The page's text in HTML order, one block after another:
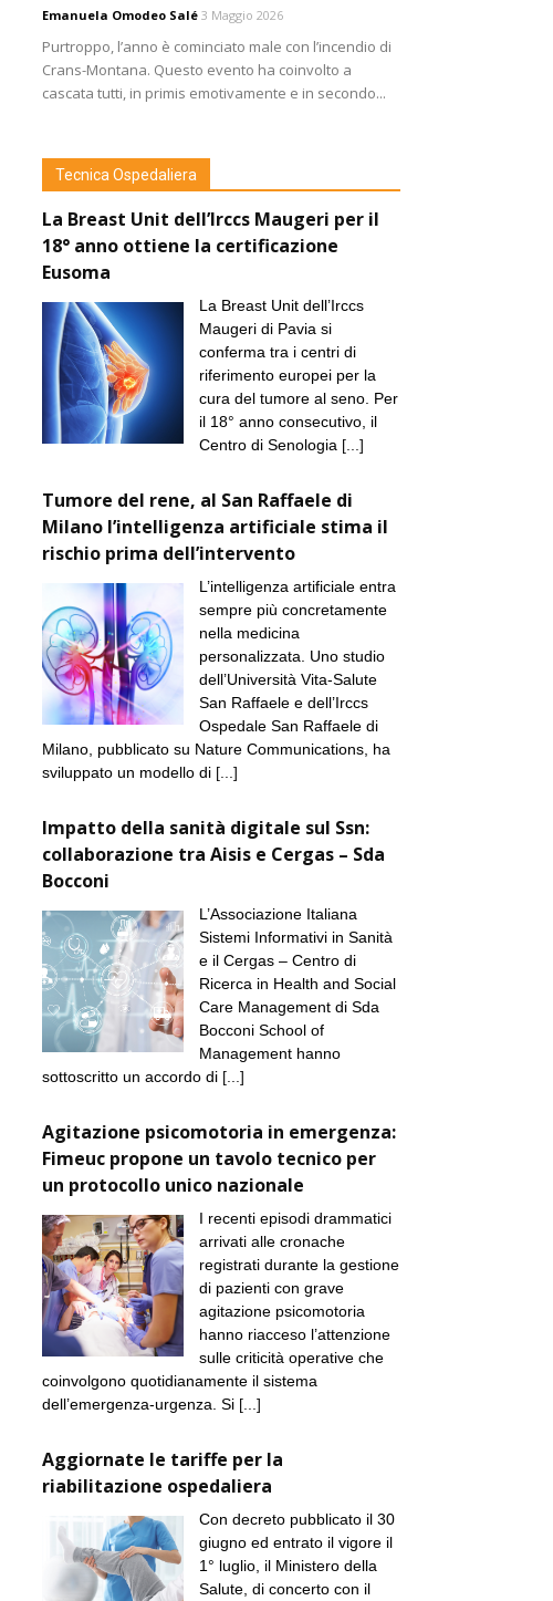
Emanuela Omodeo Salé 3 Maggio 2026
Purtroppo, l’anno è cominciato male con l’incendio di
Crans-Montana. Questo evento ha coinvolto a
cascata tutti, in primis emotivamente e in secondo...
Tecnica Ospedaliera
La Breast Unit dell’Irccs Maugeri per il
18° anno ottiene la certificazione
Eusoma
La Breast Unit dell’Irccs
Maugeri di Pavia si
conferma tra i centri di
riferimento europei per la
cura del tumore al seno. Per
il 18° anno consecutivo, il
Centro di Senologia [...]
Tumore del rene, al San Raffaele di
Milano l’intelligenza artificiale stima il
rischio prima dell’intervento
L’intelligenza artificiale entra
sempre più concretamente
nella medicina
personalizzata. Uno studio
dell’Università Vita-Salute
San Raffaele e dell’Irccs
Ospedale San Raffaele di
Milano, pubblicato su Nature Communications, ha
sviluppato un modello di [...]
Impatto della sanità digitale sul Ssn:
collaborazione tra Aisis e Cergas – Sda
Bocconi
L’Associazione Italiana
Sistemi Informativi in Sanità
e il Cergas – Centro di
Ricerca in Health and Social
Care Management di Sda
Bocconi School of
Management hanno
sottoscritto un accordo di [...]
Agitazione psicomotoria in emergenza:
Fimeuc propone un tavolo tecnico per
un protocollo unico nazionale
I recenti episodi drammatici
arrivati alle cronache
registrati durante la gestione
di pazienti con grave
agitazione psicomotoria
hanno riacceso l’attenzione
sulle criticità operative che
coinvolgono quotidianamente il sistema
dell’emergenza-urgenza. Si [...]
Aggiornate le tariffe per la
riabilitazione ospedaliera
Con decreto pubblicato il 30
giugno ed entrato il vigore il
1° luglio, il Ministero della
Salute, di concerto con il